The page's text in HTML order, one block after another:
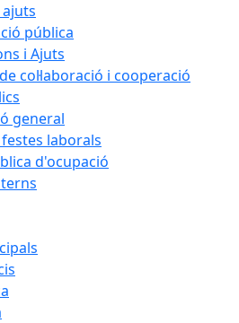
pública
i Ajuts
col·laboració i cooperació
general
laborals
d'ocupació